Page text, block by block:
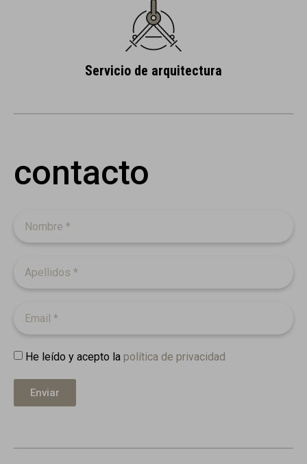
Servicio de arquitectura
contacto
He leído y acepto la política de privacidad
Enviar